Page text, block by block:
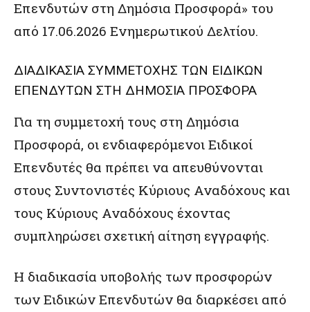
Επενδυτών στη Δημόσια Προσφορά» του
από 17.06.2026 Ενημερωτικού Δελτίου.
ΔΙΑΔΙΚΑΣΙΑ ΣΥΜΜΕΤΟΧΗΣ ΤΩΝ ΕΙΔΙΚΩΝ
ΕΠΕΝΔΥΤΩΝ ΣΤΗ ΔΗΜΟΣΙΑ ΠΡΟΣΦΟΡΑ
Για τη συμμετοχή τους στη Δημόσια
Προσφορά, οι ενδιαφερόμενοι Ειδικοί
Επενδυτές θα πρέπει να απευθύνονται
στους Συντονιστές Κύριους Αναδόχους και
τους Κύριους Αναδόχους έχοντας
συμπληρώσει σχετική αίτηση εγγραφής.
Η διαδικασία υποβολής των προσφορών
των Ειδικών Επενδυτών θα διαρκέσει από